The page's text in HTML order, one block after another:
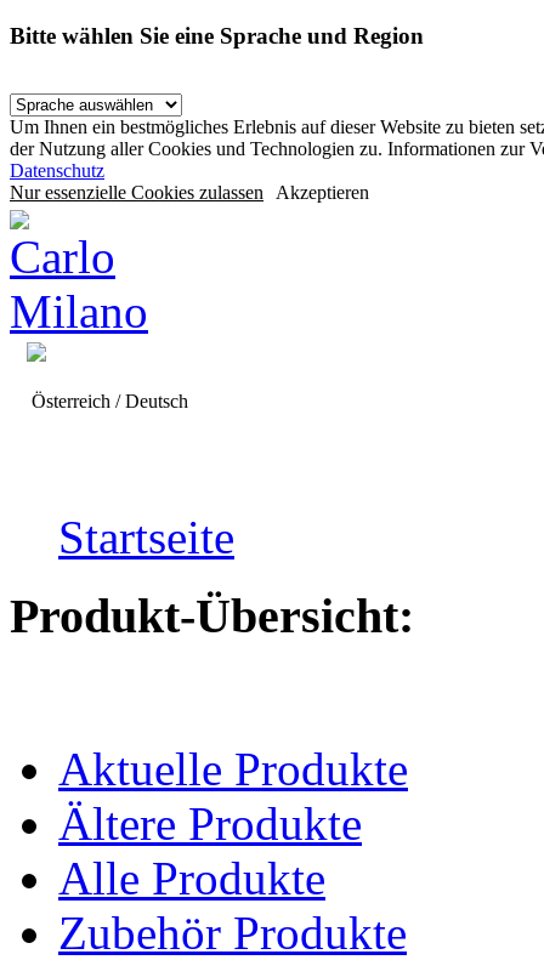
Bitte wählen Sie eine Sprache und Region
Um Ihnen ein bestmögliches Erlebnis auf dieser Website zu bieten
der Nutzung aller Cookies und Technologien zu. Informationen zur
Datenschutz
Nur essenzielle Cookies zulassen Akzeptieren
Österreich / Deutsch
Startseite
Produkt-Übersicht:
Aktuelle Produkte
Ältere Produkte
Alle Produkte
Zubehör Produkte